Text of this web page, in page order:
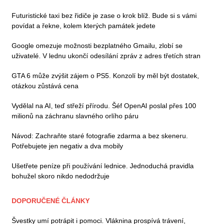
Futuristické taxi bez řidiče je zase o krok blíž. Bude si s vámi
povídat a řekne, kolem kterých památek jedete
Google omezuje možnosti bezplatného Gmailu, zlobí se
uživatelé. V lednu ukončí odesílání zpráv z adres třetích stran
GTA 6 může zvýšit zájem o PS5. Konzolí by měl být dostatek,
otázkou zůstává cena
Vydělal na AI, teď střeží přírodu. Šéf OpenAI poslal přes 100
milionů na záchranu slavného orlího páru
Návod: Zachraňte staré fotografie zdarma a bez skeneru.
Potřebujete jen negativ a dva mobily
Ušetřete peníze při používání lednice. Jednoduchá pravidla
bohužel skoro nikdo nedodržuje
DOPORUČENÉ ČLÁNKY
Švestky umí potrápit i pomoci. Vláknina prospívá trávení,